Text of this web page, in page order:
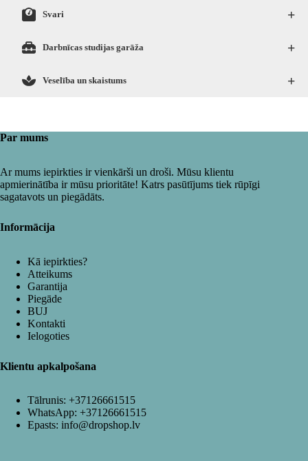
+
Svari
+
Darbnīcas studijas garāža
+
Veselība un skaistums
Par mums
Ar mums iepirkties ir vienkārši un droši. Mūsu klientu
apmierinātība ir mūsu prioritāte! Katrs pasūtījums tiek rūpīgi
sagatavots un piegādāts.
Informācija
Kā iepirkties?
Atteikums
Garantija
Piegāde
BUJ
Kontakti
Ielogoties
Klientu apkalpošana
Tālrunis: +37126661515
WhatsApp: +37126661515
Epasts: info@dropshop.lv